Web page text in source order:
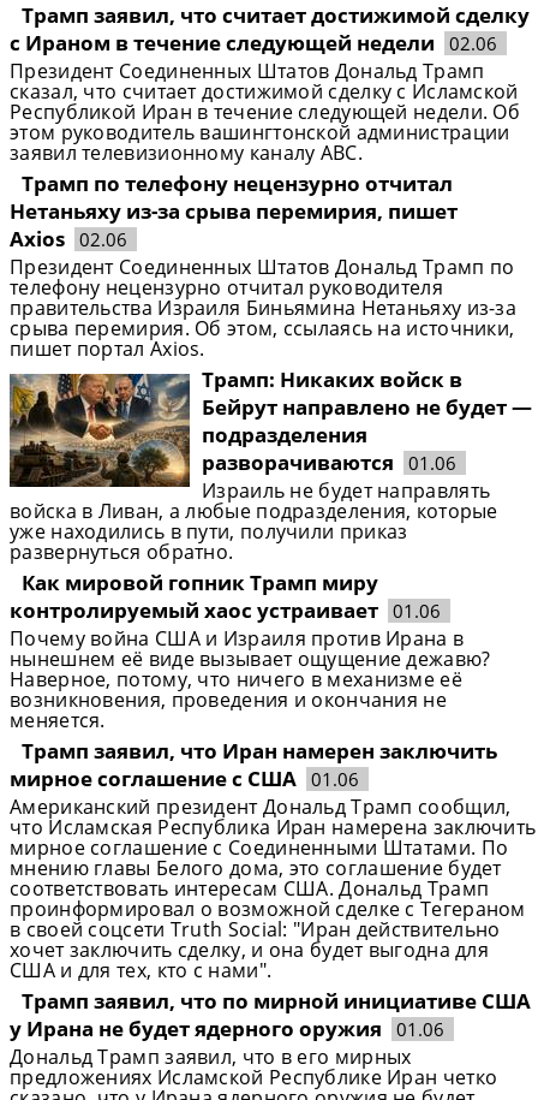
Трамп заявил, что считает достижимой сделку
с Ираном в течение следующей недели
02.06
Президент Соединенных Штатов Дональд Трамп
сказал, что считает достижимой сделку с Исламской
Республикой Иран в течение следующей недели. Об
этом руководитель вашингтонской администрации
заявил телевизионному каналу ABC.
Трамп по телефону нецензурно отчитал
Нетаньяху из-за срыва перемирия, пишет
Axios 02.06
Президент Соединенных Штатов Дональд Трамп по
телефону нецензурно отчитал руководителя
правительства Израиля Биньямина Нетаньяху из-за
срыва перемирия. Об этом, ссылаясь на источники,
пишет портал Axios.
Трамп: Никаких войск в
Бейрут направлено не будет —
подразделения
разворачиваются
01.06
Израиль не будет направлять
войска в Ливан, а любые подразделения, которые
уже находились в пути, получили приказ
развернуться обратно.
Как мировой гопник Трамп миру
контролируемый хаос устраивает 01.06
Почему война США и Израиля против Ирана в
нынешнем её виде вызывает ощущение дежавю?
Наверное, потому, что ничего в механизме её
возникновения, проведения и окончания не
меняется.
Трамп заявил, что Иран намерен заключить
мирное соглашение с США 01.06
Американский президент Дональд Трамп сообщил,
что Исламская Республика Иран намерена заключить
мирное соглашение с Соединенными Штатами. По
мнению главы Белого дома, это соглашение будет
соответствовать интересам США. Дональд Трамп
проинформировал о возможной сделке с Тегераном
в своей соцсети Truth Social: "Иран действительно
хочет заключить сделку, и она будет выгодна для
США и для тех, кто с нами".
Трамп заявил, что по мирной инициативе США
у Ирана не будет ядерного оружия
01.06
Дональд Трамп заявил, что в его мирных
предложениях Исламской Республике Иран четко